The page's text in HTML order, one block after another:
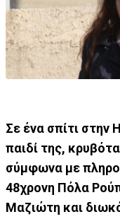
Σε ένα σπίτι στην
παιδί της,
σύμφωνα με
48χρονη Πόλα
Μαζιώτη και